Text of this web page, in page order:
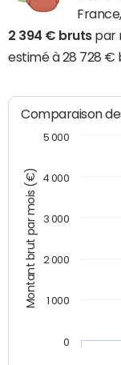
2 394 € brutspar
estimé à 28 728 €
Montant brut par mois (€)
Comparaison
0
1 000
2 000
3 000
4 000
5 000